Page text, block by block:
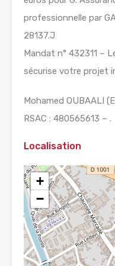
professionnelle par
28137.J
Mandat n° 432311 –
sécurise votre projet
Mohamed OUBAALI
RSAC : 480565613 – .
Localisation
+
−